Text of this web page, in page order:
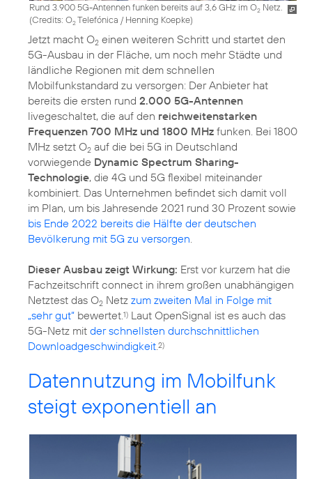
Rund 3.900 5G-Antennen funken bereits auf 3,6 GHz im O2 Netz.
(Credits: O2Telefónica / Henning Koepke)
Jetzt macht O2 einen weiteren Schritt und startet den
5G-Ausbau in der Fläche, um noch mehr Städte und
ländliche Regionen mit dem schnellen
Mobilfunkstandard zu versorgen: Der Anbieter hat
bereits die ersten rund 2.000 5G-Antennen
livegeschaltet, die auf den reichweitenstarken
Frequenzen 700 MHz und 1800 MHz funken. Bei 1800
MHz setzt O2 auf die bei 5G in Deutschland
vorwiegende Dynamic Spectrum Sharing-
Technologie, die 4G und 5G flexibel miteinander
kombiniert. Das Unternehmen befindet sich damit voll
im Plan, um bis Jahresende 2021 rund 30 Prozent sowie
bis Ende 2022 bereits die Hälfte der deutschen
Bevölkerung mit 5G zu versorgen
Dieser Ausbau zeigt Wirkung: Erst vor kurzem hat die
Fachzeitschrift connect in ihrem großen unabhängigen
Netztest das O2 Netz zum zweiten Mal in Folge mit
„sehr gut“ bewertet. 1) Laut OpenSignal ist es auch das
5G-Netz mit der schnellsten durchschnittlichen
Downloadgeschwindigkeit 2)
Datennutzung im Mobilfunk
steigt exponentiell an